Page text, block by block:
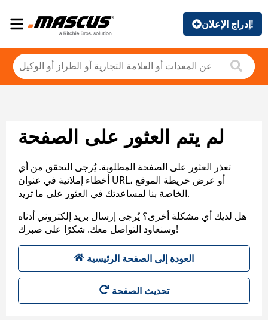
إدراج الإعلان!
لم يتم العثور على الصفحة
تعذر العثور على الصفحة المطلوبة. يُرجى التحقق من أي
أخطاء إملائية في عنوان URL، أو عرض خريطة الموقع
الخاصة بنا لمساعدتك في العثور على ما تريد.
هل لديك أي مشكلة أخرى؟ يُرجى إرسال بريد إلكتروني أدناه
وسنعاود التواصل معك. شكرًا على صبرك!
العودة إلى الصفحة الرئيسية
تحديث الصفحة